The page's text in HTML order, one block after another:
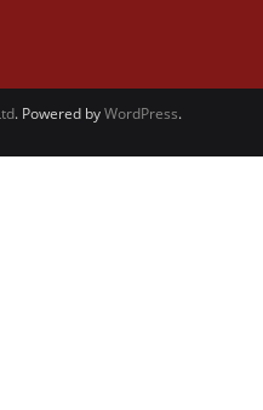
. Powered byWordPress.